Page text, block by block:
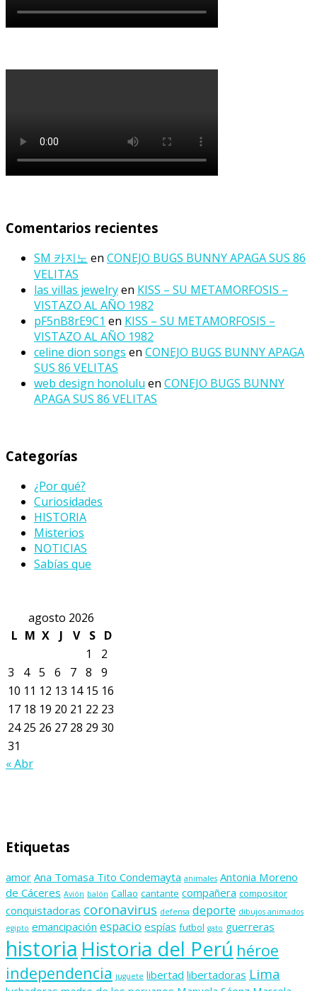
Comentarios recientes
SM 카지노 en CONEJO BUGS BUNNY APAGA SUS 86
VELITAS
las villas jewelryen KISS – SU METAMORFOSIS –
VISTAZO AL AÑO 1982
pF5nB8rE9C1 en KISS – SU METAMORFOSIS –
VISTAZO AL AÑO 1982
celine dion songs en CONEJO BUGS BUNNY APAGA
SUS 86 VELITAS
web design honolulu en CONEJO BUGS BUNNY
APAGA SUS 86 VELITAS
Categorías
¿Por qué?
Curiosidades
HISTORIA
Misterios
NOTICIAS
Sabías que
agosto 2026
L M X J V S
D
1
2
3
4 5 6 7 8
9
10 11 12 13 14 15 16
17 18 19 20 21 22 23
24 25 26 27 28 29 30
31
« Abr
Etiquetas
amor Ana Tomasa Tito Condemayta animales Antonia Moreno
de Cáceres Avión balón Callao cantante compañera compositor
conquistadoras coronavirus defensa deporte dibujos animados
egipto emancipación espacio espías futbol gato guerreras
historia Historia del Perú héroe
independencia juguete libertad libertadoras Lima